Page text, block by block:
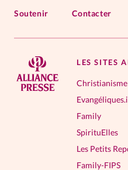
Soutenir Contacter
LES SITES
Family
SpirituElles
Les Petits
Family-FIPS